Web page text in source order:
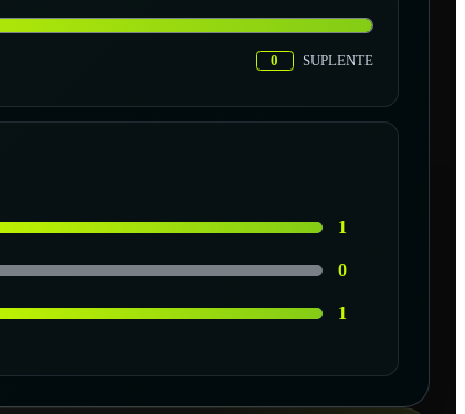
0 SUPLENTE
1
0
1